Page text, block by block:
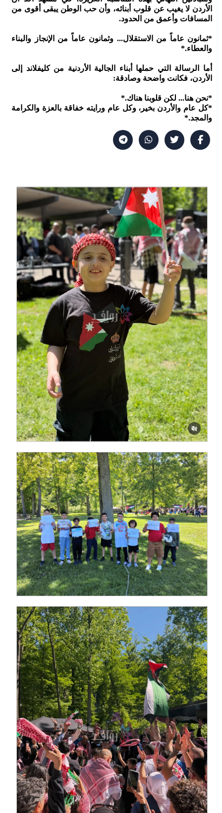
الأردن لا يغيب عن قلوب أبنائه، وأن حب الوطن يبقى أقوى من
المسافات وأعمق من الحدود.
*ثمانون عاماً من الاستقلال... وثمانون عاماً من الإنجاز والبناء
والعطاء.*
أما الرسالة التي حملها أبناء الجالية الأردنية من كليفلاند إلى
الأردن، فكانت واضحة وصادقة:
*نحن هنا... لكن قلوبنا هناك.*
*كل عام والأردن بخير، وكل عام ورايته خفاقة بالعزة والكرامة
والمجد.*